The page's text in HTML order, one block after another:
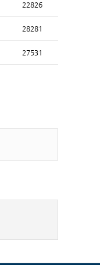
22826
28281
27531